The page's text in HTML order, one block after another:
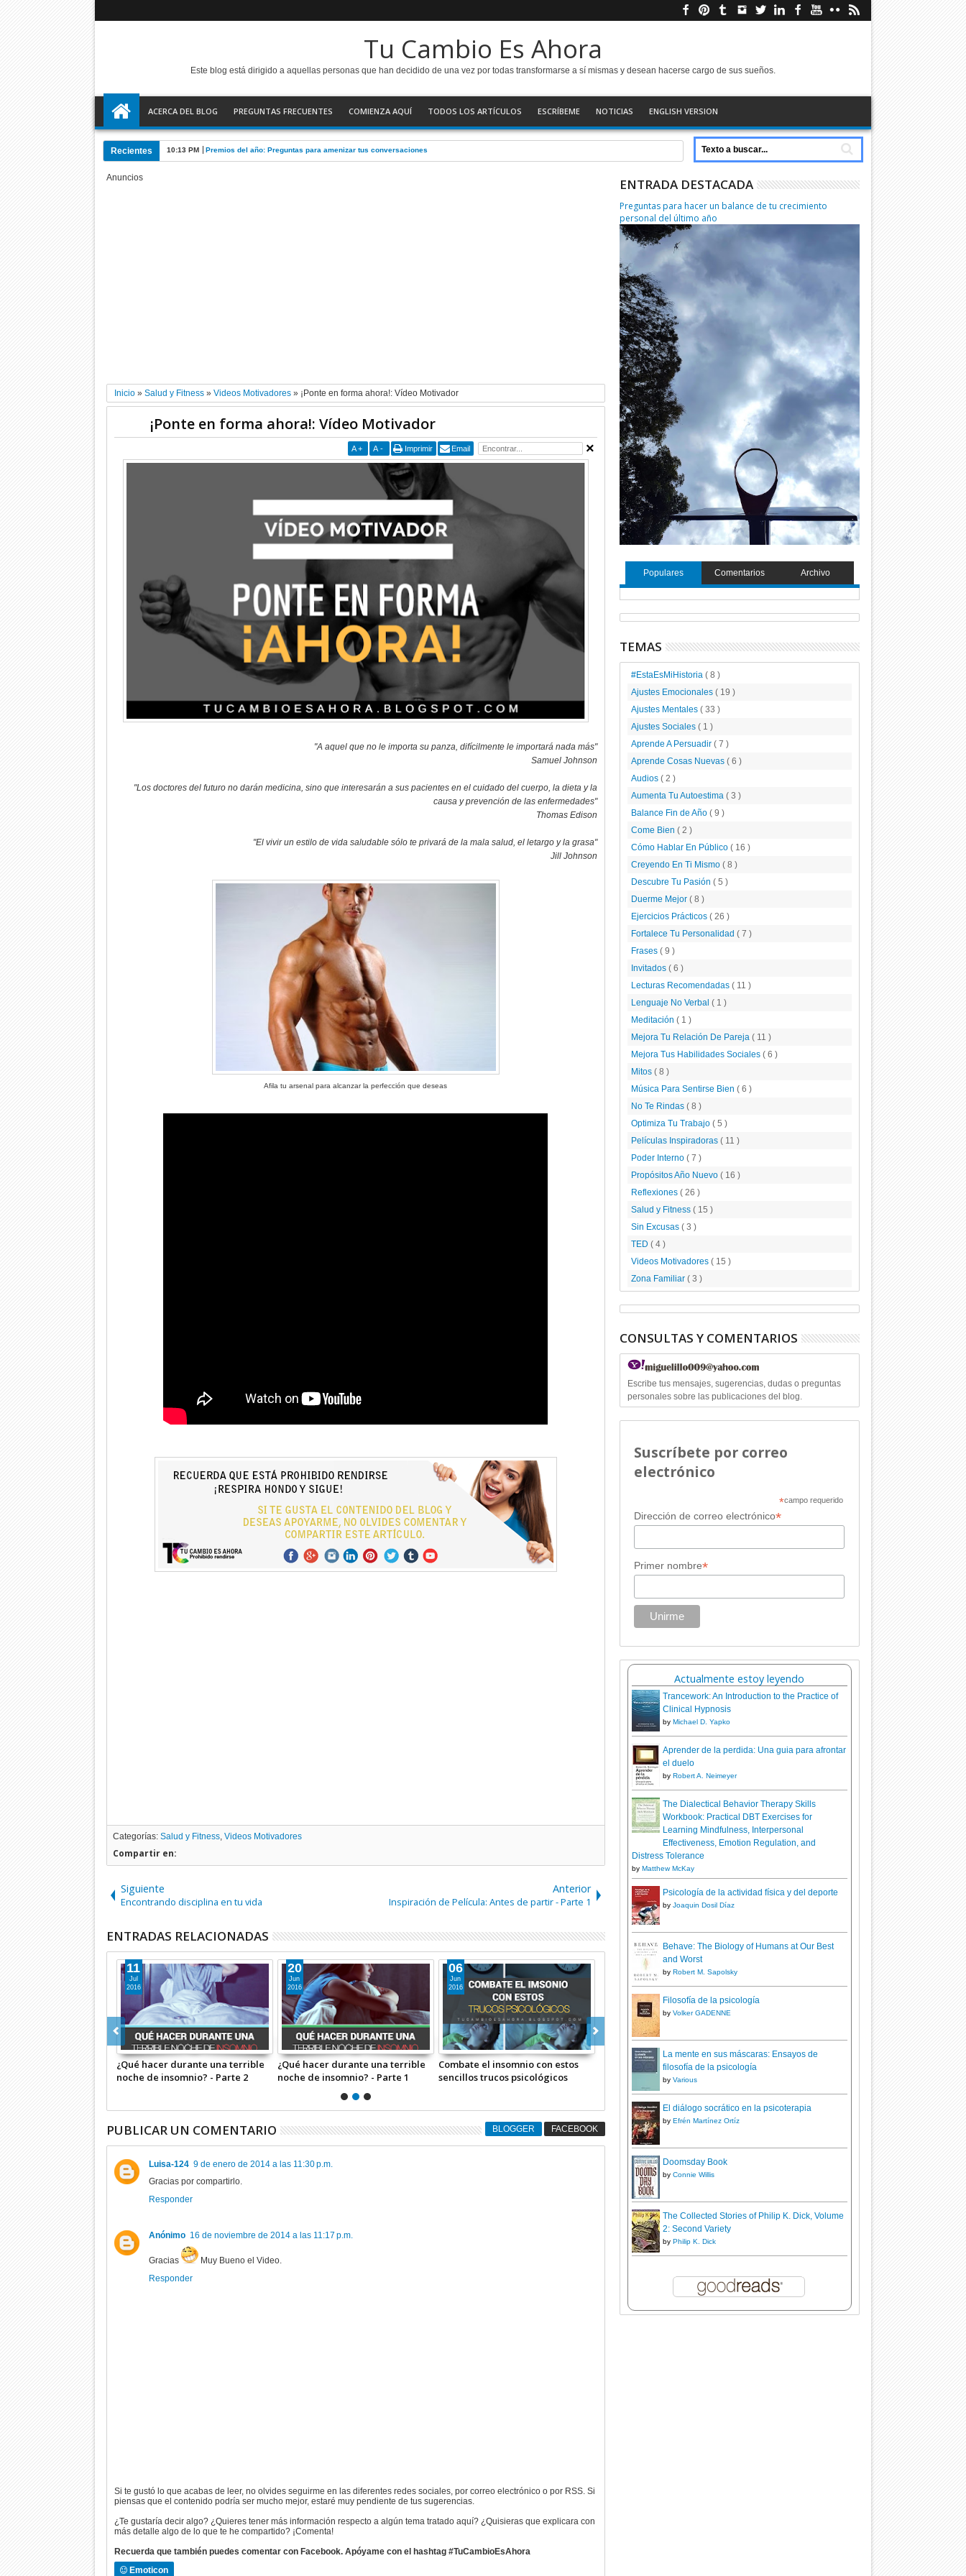
Tu Cambio Es Ahora
Este blog está dirigido a aquellas personas que han decidido de una vez por todas transformarse a sí mismas y desean hacerse cargo de sus sueños.
ACERCA DEL BLOG PREGUNTAS FRECUENTES COMIENZA AQUÍ TODOS LOS ARTÍCULOS ESCRÍBEME NOTICIAS ENGLISH VERSION
Recientes 10:13 PM Premios del año: Preguntas para amenizar tus conversaciones
Anuncios
Inicio» Salud y Fitness» Videos Motivadores» ¡Ponte en forma ahora!: Vídeo Motivador
¡Ponte en forma ahora!: Vídeo Motivador
A + A - Imprimir Email
"A aquel que no le importa su panza, difícilmente le importará nada más"
Samuel Johnson
"Los doctores del futuro no darán medicina, sino que interesarán a sus pacientes en el cuidado del cuerpo, la dieta y la
causa y prevención de las enfermedades"
Thomas Edison
"El vivir un estilo de vida saludable sólo te privará de la mala salud, el letargo y la grasa"
Jill Johnson
Afila tu arsenal para alcanzar la perfección que deseas
Categorías: Salud y Fitness, Videos Motivadores
Compartir en:
Siguiente
Encontrando disciplina en tu vida
Anterior
Inspiración de Película: Antes de partir - Parte 1
ENTRADAS RELACIONADAS
Combate el insomnio con estos
sencillos trucos psicológicos
06
Jun
2016
Yokoi Kenji: Papá, me robaron -
Especial docentes
01
May
2017
Los 12 pasos para lograr la
felicidad
09
Ene
2017
PUBLICAR UN COMENTARIO BLOGGER FACEBOOK
Luisa-124 9 de enero de 2014 a las 11:30 p.m.
Gracias por compartirlo.
Responder
Anónimo 16 de noviembre de 2014 a las 11:17 p.m.
Gracias
Muy Bueno el Video.
Responder
Si te gustó lo que acabas de leer, no olvides seguirme en las diferentes redes sociales, por correo electrónico o por RSS. Si
piensas que el contenido podría ser mucho mejor, estaré muy pendiente de tus sugerencias.
¿Te gustaría decir algo? ¿Quieres tener más información respecto a algún tema tratado aquí? ¿Quisieras que explicara con
más detalle algo de lo que te he compartido? ¡Comenta!
Recuerda que también puedes comentar con Facebook. Apóyame con el hashtag #TuCambioEsAhora
Emoticon
ENTRADA DESTACADA
Preguntas para hacer un balance de tu crecimiento
personal del último año
Populares Comentarios Archivo
TEMAS
#EstaEsMiHistoria ( 8 )
Ajustes Emocionales ( 19 )
Ajustes Mentales ( 33 )
Ajustes Sociales ( 1 )
Aprende A Persuadir ( 7 )
Aprende Cosas Nuevas ( 6 )
Audios ( 2 )
Aumenta Tu Autoestima ( 3 )
Balance Fin de Año ( 9 )
Come Bien ( 2 )
Cómo Hablar En Público ( 16 )
Creyendo En Ti Mismo ( 8 )
Descubre Tu Pasión ( 5 )
Duerme Mejor ( 8 )
Ejercicios Prácticos ( 26 )
Fortalece Tu Personalidad ( 7 )
Frases ( 9 )
Invitados ( 6 )
Lecturas Recomendadas ( 11 )
Lenguaje No Verbal ( 1 )
Meditación ( 1 )
Mejora Tu Relación De Pareja ( 11 )
Mejora Tus Habilidades Sociales ( 6 )
Mitos ( 8 )
Música Para Sentirse Bien ( 6 )
No Te Rindas ( 8 )
Optimiza Tu Trabajo ( 5 )
Películas Inspiradoras ( 11 )
Poder Interno ( 7 )
Propósitos Año Nuevo ( 16 )
Reflexiones ( 26 )
Salud y Fitness ( 15 )
Sin Excusas ( 3 )
TED ( 4 )
Videos Motivadores ( 15 )
Zona Familiar ( 3 )
CONSULTAS Y COMENTARIOS
Escribe tus mensajes, sugerencias, dudas o preguntas
personales sobre las publicaciones del blog.
Suscríbete por correo
electrónico
*campo requerido
Dirección de correo electrónico*
Primer nombre*
Actualmente estoy leyendo
Trancework: An Introduction to the Practice of
Clinical Hypnosis
by Michael D. Yapko
Aprender de la perdida: Una guia para afrontar
el duelo
by Robert A. Neimeyer
The Dialectical Behavior Therapy Skills
Workbook: Practical DBT Exercises for
Learning Mindfulness, Interpersonal
Effectiveness, Emotion Regulation, and
Distress Tolerance
by Matthew McKay
Psicología de la actividad física y del deporte
by Joaquin Dosil Díaz
Behave: The Biology of Humans at Our Best
and Worst
by Robert M. Sapolsky
Filosofía de la psicología
by Volker GADENNE
La mente en sus máscaras: Ensayos de
filosofía de la psicología
by Various
El diálogo socrático en la psicoterapia
by Efrén Martínez Ortíz
Doomsday Book
by Connie Willis
The Collected Stories of Philip K. Dick, Volume
2: Second Variety
by Philip K. Dick